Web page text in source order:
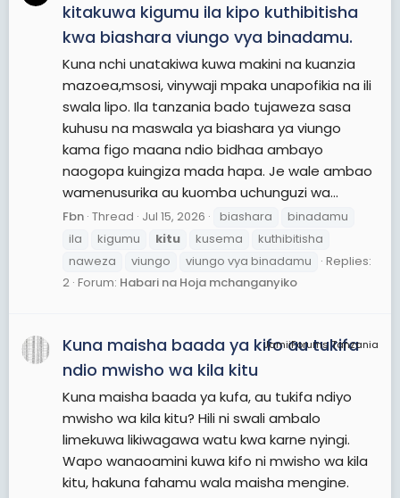
kitakuwa kigumu ila kipo kuthibitisha
kwa biashara viungo vya binadamu.
Kuna nchi unatakiwa kuwa makini na kuanzia
mazoea,msosi, vinywaji mpaka unapofikia na ili
swala lipo. Ila tanzania bado tujaweza sasa
kuhusu na maswala ya biashara ya viungo
kama figo maana ndio bidhaa ambayo
naogopa kuingiza mada hapa. Je wale ambao
wamenusurika au kuomba uchunguzi wa...
Fbn Thread Jul 15, 2026 biashara
binadamu
ila
kigumu kitu kusema
kuthibitisha
naweza
viungo viungo vya binadamu
Replies:
2 Forum: Habari na Hoja mchanganyiko
JamiiForums Tanzania
Kuna maisha baada ya kifo au tukifa
ndio mwisho wa kila kitu
Kuna maisha baada ya kufa, au tukifa ndiyo
mwisho wa kila kitu? Hili ni swali ambalo
limekuwa likiwagawa watu kwa karne nyingi.
Wapo wanaoamini kuwa kifo ni mwisho wa kila
kitu, hakuna fahamu wala maisha mengine.